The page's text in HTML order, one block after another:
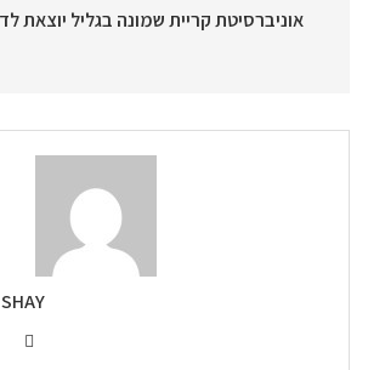
אוניברסיטת קריית שמונה בגליל יוצאת
SHAY